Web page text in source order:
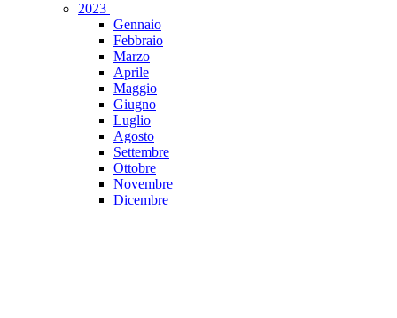
2023
Gennaio
Febbraio
Marzo
Aprile
Maggio
Giugno
Luglio
Agosto
Settembre
Ottobre
Novembre
Dicembre